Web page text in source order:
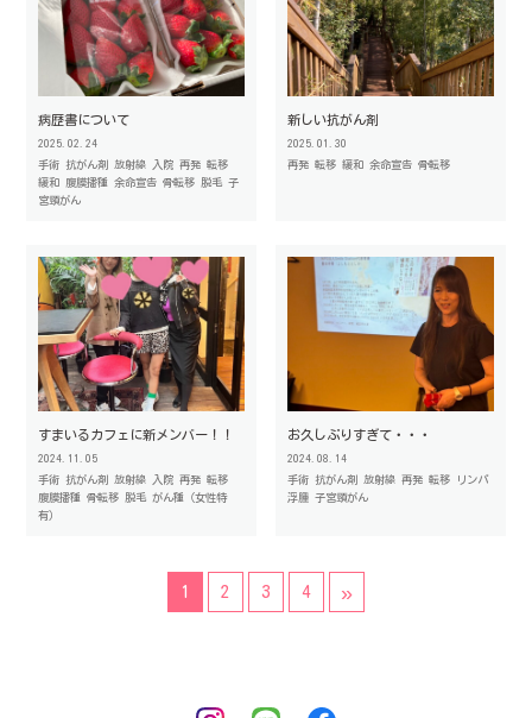
2025.02.24
病歴書について
手術 抗がん剤 放射線 入院 再発 転移
緩和
腹膜播種 余命宣告 骨転移 脱毛 子
宮頸がん
2025.01.30
新しい抗がん剤
再発 転移 緩和 余命宣告 骨転移
2024.11.05
すまいるカフェに新メンバー！！
手術 抗がん剤 放射線 入院 再発 転移
腹膜播種 骨転移 脱毛 がん種（女性特
有）
2024.08.14
お久しぶりすぎて・・・
手術 抗がん剤 放射線 再発 転移
リンパ
浮腫 子宮頸がん
1 2 3 4 »